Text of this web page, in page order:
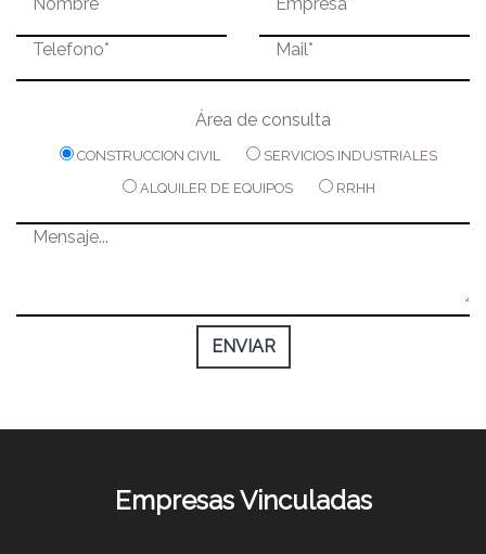
Área de consulta
CONSTRUCCION CIVIL
SERVICIOS INDUSTRIALES
ALQUILER DE EQUIPOS
RRHH
ENVIAR
Empresas Vinculadas